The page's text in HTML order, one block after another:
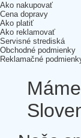
Ako nakupovať
Cena dopravy
Ako platiť
Ako reklamovať
Servisné strediská
Obchodné podmienky
Reklamačné
Máme